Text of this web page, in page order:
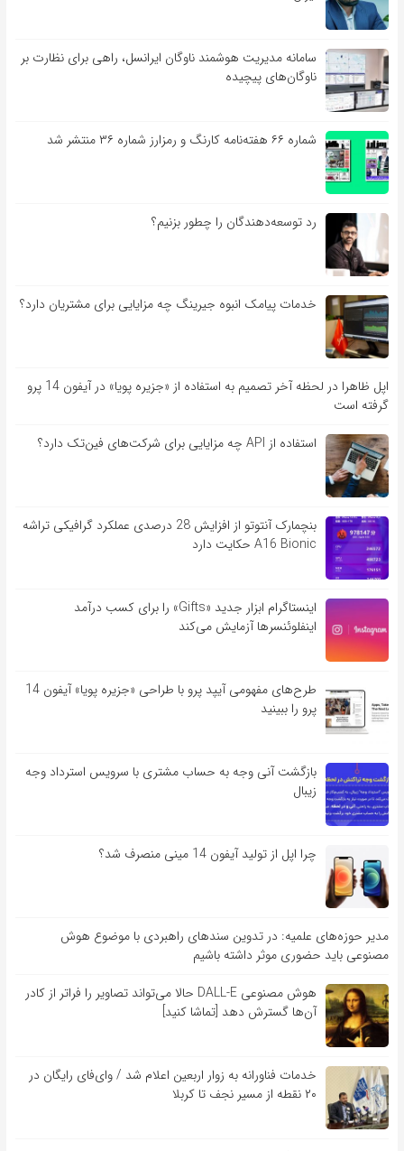
سامانه مدیریت هوشمند ناوگان ایرانسل، راهی برای نظارت بر
ناوگان‌های پیچیده
شماره ۶۶ هفته‌نامه کارنگ و رمزارز شماره ۳۶ منتشر شد
رد توسعه‌دهندگان را چطور بزنیم؟
خدمات پیامک انبوه جیرینگ چه مزایایی برای مشتریان دارد؟
اپل ظاهرا در لحظه آخر تصمیم به استفاده از «جزیره پویا» در آیفون 14 پرو
گرفته است
استفاده از API چه مزایایی برای شرکت‌های فین‌تک دارد؟
بنچمارک آنتوتو از افزایش 28 درصدی عملکرد گرافیکی تراشه
A16 Bionic حکایت دارد
اینستاگرام ابزار جدید «Gifts» را برای کسب درآمد
اینفلوئنسرها آزمایش می‌کند
طرح‌های مفهومی آیپد پرو با طراحی «جزیره پویا» آیفون 14
پرو را ببینید
بازگشت آنی وجه به حساب مشتری با سرویس استرداد وجه
زیبال
چرا اپل از تولید آیفون 14 مینی منصرف شد؟
مدیر حوزه‌های علمیه: در تدوین سندهای راهبردی با موضوع هوش
مصنوعی باید حضوری موثر داشته باشیم
هوش مصنوعی DALL-E حالا می‌تواند تصاویر را فراتر از کادر
آن‌ها گسترش دهد [تماشا کنید]
خدمات فناورانه به زوار اربعین اعلام شد / وای‌فای رایگان در
۲۰ نقطه از مسیر نجف تا کربلا